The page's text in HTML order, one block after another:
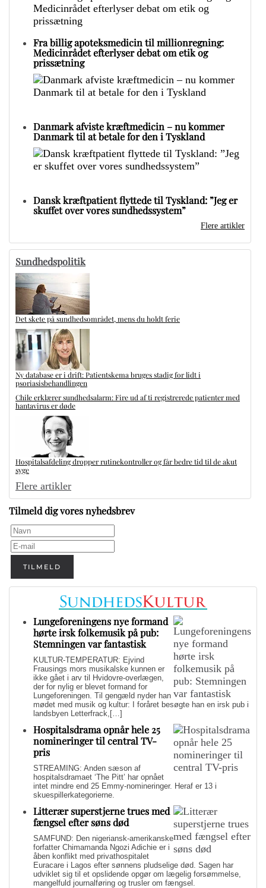
Fra billig apoteksmedicin til millionregning:
Medicinrådet efterlyser debat om etik og
prissætning
Danmark afviste kræftmedicin – nu kommer
Danmark til at betale for den i Tyskland
Dansk kræftpatient flyttede til Tyskland: ”Jeg er
skuffet over vores sundhedssystem”
Flere artikler
Sundhedspolitik
Det skete på sundhedsområdet, mens du holdt ferie
Ny database er i drift: Patientskema bruges stadig for lidt i
psoriasisbehandlingen
Chile erklærer sundhedsalarm: Fire ud af ti registrerede patienter med
hantavirus er døde
Hospitalsafdeling dropper rutinekontroller og får bedre tid til de akut
syge
Flere artikler
Tilmeld dig vores nyhedsbrev
TILMELD
Lungeforeningens nye formand
hørte irsk folkemusik på pub:
Stemningen var fantastisk
KULTUR-TEMPERATUR: Ejvind
Frausings mors musikalske kunnen er
ikke gået i arv til Hvidovre-overlægen,
der for nylig er blevet formand for
Lungeforeningen. Til gengæld nyder han
mødet med musik og kultur: I foråret besøgte han en irsk pub i
landsbyen Letterfrack,[…]
Hospitalsdrama opnår hele 25
nomineringer til central TV-
pris
STREAMING: Anden sæson af
hospitalsdramaet ‘The Pitt’ har opnået
intet mindre end 25 Emmy-nomineringer. Heraf er 13 i
skuespillerkategorierne.
Litterær superstjerne trues med
fængsel efter søns død
SAMFUND: Den nigeriansk-amerikanske
forfatter Chimamanda Ngozi Adichie er i
åben konflikt med privathospitalet
Euracare i Lagos efter sønnens pludselige død. Sagen har
udviklet sig til et opslidende opgør om lægelig forsømmelse,
mangelfuld journalføring og trusler om fængsel.